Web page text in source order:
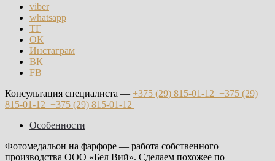
viber
whatsapp
ТГ
ОК
Инстаграм
ВК
FB
Консультация специалиста — +375 (29) 815-01-12 +375 (29)
815-01-12 +375 (29) 815-01-12
Особенности
Фотомедальон на фарфоре — работа собственного
производства ООО «Бел Вий». Сделаем похожее по